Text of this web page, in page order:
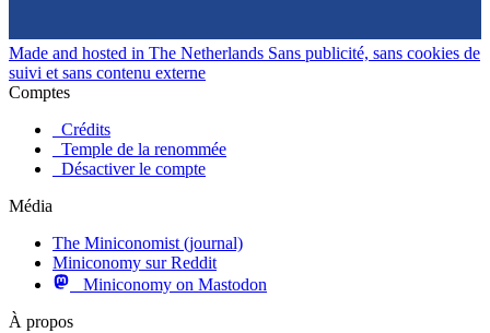
Made and hosted in The Netherlands Sans publicité, sans cookies de
suivi et sans contenu externe
Comptes
Crédits
Temple de la renommée
Désactiver le compte
Média
The Miniconomist (journal)
Miniconomy sur Reddit
Miniconomy on Mastodon
À propos